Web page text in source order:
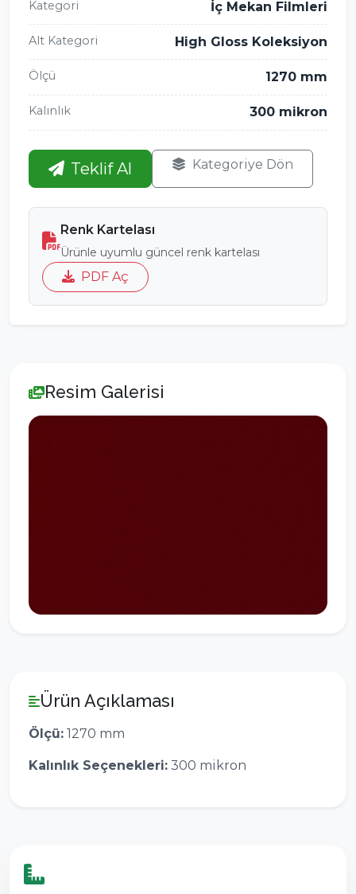
Kategori İç Mekan Filmleri
Alt Kategori High Gloss Koleksiyon
Ölçü 1270 mm
Kalınlık 300 mikron
Teklif Al Kategoriye Dön
Renk Kartelası
Ürünle uyumlu güncel renk kartelası
PDF Aç
Resim Galerisi
Ürün Açıklaması
Ölçü: 1270 mm
Kalınlık Seçenekleri: 300 mikron